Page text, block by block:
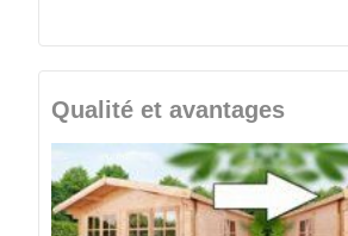
Qualité et avantages